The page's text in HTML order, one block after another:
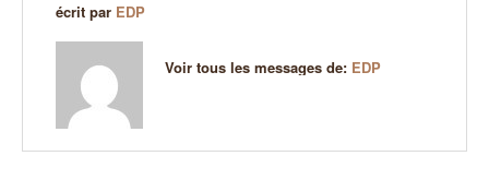
écrit par EDP
Voir tous les messages de: EDP